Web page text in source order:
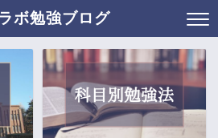
ボ勉強ブログ